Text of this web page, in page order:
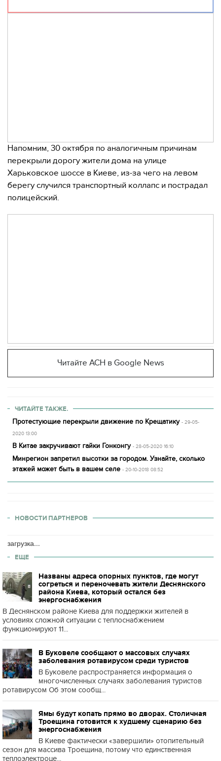
Напомним, 30 октября по аналогичным причинам
перекрыли дорогу жители дома на улице
Харьковское шоссе в Киеве, из-за чего на левом
берегу случился транспортный коллапс и пострадал
полицейский.
Читайте АСН в Google News
ЧИТАЙТЕ ТАКЖЕ.
Протестующие перекрыли движение по Крещатику - 29-05-
2020 13:00
В Китае закручивают гайки Гонконгу - 28-05-2020 16:10
Минрегион запретил высотки за городом. Узнайте, сколько
этажей может быть в вашем селе - 20-10-2018 08:52
НОВОСТИ ПАРТНЕРОВ
загрузка...
ЕЩЕ
Названы адреса опорных пунктов, где могут
согреться и переночевать жители Деснянского
района Киева, который остался без
энергоснабжения
В Деснянском районе Киева для поддержки жителей в
условиях сложной ситуации с теплоснабжением
функционируют 11...
В Буковеле сообщают о массовых случаях
заболевания ротавирусом среди туристов
В Буковеле распространяется информация о
многочисленных случаях заболевания туристов
ротавирусом Об этом сообщ...
Ямы будут копать прямо во дворах. Столичная
Троещина готовится к худшему сценарию без
энергоснабжения
В Киеве фактически «завершили» отопительный
сезон для массива Троещина, потому что единственная
теплоэлектроце...